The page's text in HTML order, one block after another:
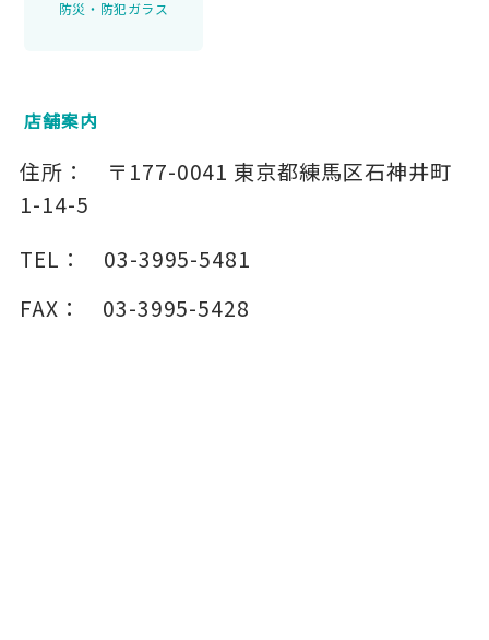
防災・防犯ガラス
店舗案内
住所： 〒177-0041 東京都練馬区石神井町
1-14-5
TEL：
03-3995-5481
FAX：
03-3995-5428